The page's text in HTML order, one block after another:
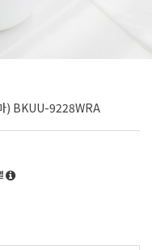
) BKUU-9228WRA